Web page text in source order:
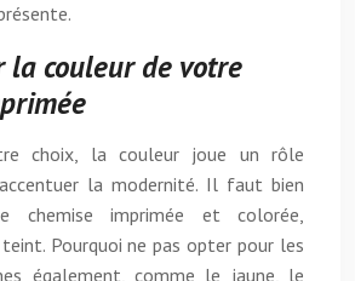
la couleur de votre
choix, la couleur joue un rôle
la modernité. Il faut bien
chemise imprimée et colorée,
Pourquoi ne pas opter pour les
également, comme le jaune, le